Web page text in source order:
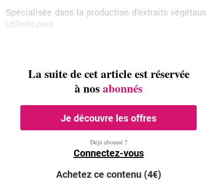
Spé­cia­li­sée dans la pro­duc­tion d’ex­traits vé­gé­taux
uti­li­sés pour
La suite de cet article est réservée
à nosabonnés
Je découvre les offres
Déjà abonné ?
Connectez-vous
Achetez ce contenu (4€)